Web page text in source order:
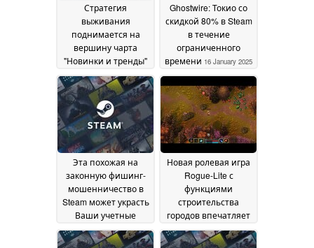
Стратегия
выживания
поднимается на
вершину чарта
"Новинки и тренды"
в Steam16 January 2025
Ghostwire: Токио со
скидкой 80% в Steam
в течение
ограниченного
времени 16 January 2025
Эта похожая на
законную фишинг-
мошенничество в
Steam может украсть
Ваши учетные
данные за
считанные секунды
Новая ролевая игра
Rogue-Lite с
функциями
строительства
городов впечатляет
в Steam16 January 2025